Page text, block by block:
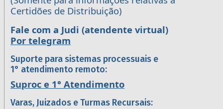
Certidões de Distribuição)
Fale com a Judi (atendente virtual)
Por telegram
Suporte para sistemas processuais e
1° atendimento remoto:
Suproc e 1° Atendimento
Varas, Juizados e Turmas Recursais: